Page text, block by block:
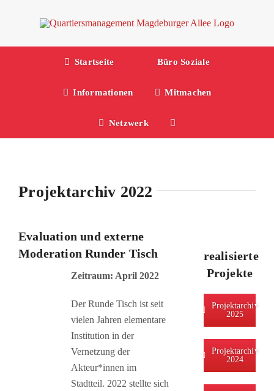
Startseite Büro Soziale
Informationen Mitmachen
Netzwerk
Projektarchiv 2022
Evaluation und externe
Moderation Runder Tisch
Zeitraum: April 2022
Der Runde Tisch ist seit
vielen Jahren elementare
Institution in der
Vernetzung der
Akteur*innen im
Stadtteil. 2022 stellte sich
realisierte
Projekte
Projektarchiv
2025
Projektarchiv
2024